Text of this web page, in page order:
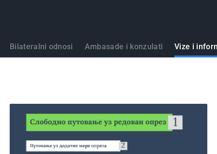
Države
Bilateralni odnosi Ambasade i konzulati Vize i